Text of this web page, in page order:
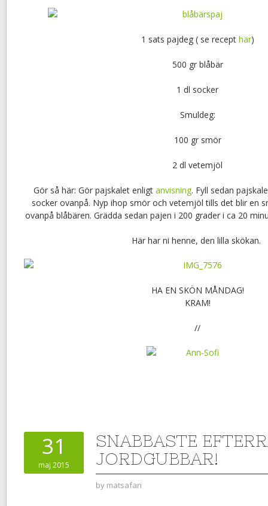
1 sats pajdeg ( se recept här)
500 gr blåbär
1 dl socker
Smuldeg:
100 gr smör
2 dl vetemjöl
Gör så här: Gör pajskalet enligt anvisning. Fyll sedan
socker ovanpå. Nyp ihop smör och vetemjöl tills det blir en
ovanpå blåbären. Grädda sedan pajen i 200 grader i ca 20
Här har ni henne, den lilla skökan.
HA EN SKÖN MÅNDAG!
KRAM!
//
31
maj 2015
SNABBASTE
JORDGUBBAR!
by matsafari